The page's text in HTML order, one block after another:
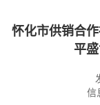
怀化市供销合
平
信